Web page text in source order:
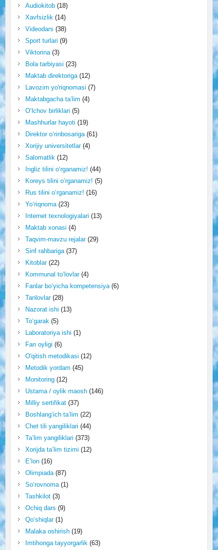
Audiokitob(18)
Xavfsizlik (14)
Videodars (38)
Sport turlari (9)
Viktorina(3)
Bola tarbiyasi (23)
Maktab direktoriga(12)
Lavozim yo'riqnomasi (7)
Maktabgacha ta’lim (4)
O‘lchov birliklari (5)
Mashhurlar hayoti (19)
Direktor o‘rinbosariga(61)
Xorijiy universitetlar(4)
Salomatlik (12)
Ingliz tilini o‘rganamiz! (44)
Koreys tilini o‘rganamiz! (5)
Rus tilini o‘rganamiz! (16)
Yo‘riqnoma(23)
Internet texnologiyalari (13)
Maktab xonasi (4)
Taqvim-mavzu rejalar(29)
Sinf rahbariga(37)
Kitoblar(22)
Kommunal to‘lovlar(4)
Fanlar bo‘yicha kompetensiya(6)
Tanlovlar(28)
Nazorat ishi (13)
To‘garak (5)
Laboratoriya ishi (1)
Fan oyligi (6)
O'qitish metodikasi (12)
Metodik yordam (45)
Monitoring(12)
Ustama / oylik maosh(146)
Milliy sertifikat(37)
Boshlang‘ich ta’lim (22)
Chet tili yangiliklari (44)
Ta’lim yangiliklari (373)
Xorijda ta’lim tizimi (12)
E’lon(16)
Olimpiada(87)
So‘rovnoma(1)
Tashkilot(3)
Ochiq dars (9)
Qo‘shiqlar(1)
Malaka oshirish(19)
Imtihonga tayyorgarlik (63)